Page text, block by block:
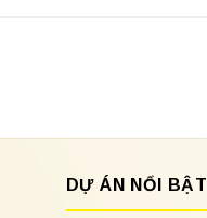
DỰ ÁN NỔI BẬT